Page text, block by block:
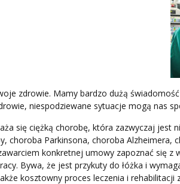
zdrowie. Mamy bardzo dużą
niespodziewane sytuacje mogą nas
się ciężką chorobę, która zazwyczaj jest
choroba Parkinsona, choroba
konkretnej umowy zapoznać się z
Bywa, że jest przykuty do łóżka i
kosztowny proces leczenia i